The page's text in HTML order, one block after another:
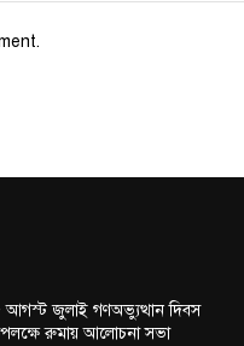
আগস্ট জুলাই গণঅভ্যুত্থান দিবস
রুমায় আলোচনা সভা